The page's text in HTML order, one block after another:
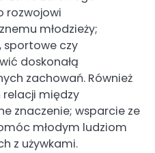
rozwojowi
młodzieży;
sportowe czy
doskonałą
zachowań. Również
między
znaczenie; wsparcie ze
młodym ludziom
z używkami.